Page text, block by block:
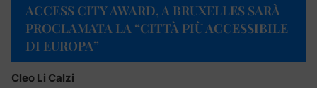
ACCESS CITY AWARD, A BRUXELLES SARÀ
PROCLAMATA LA “CITTÀ PIÙ ACCESSIBILE
DI EUROPA”
Cleo Li Calzi